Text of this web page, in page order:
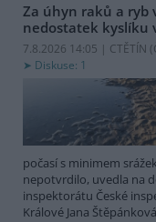
Za úhyn raků a ryb
nedostatek kyslíku
7.8.2026 14:05 | CTĚTÍN (
Diskuse: 1
počasí s minimem
nepotvrdilo, uvedla na
inspektorátu České
Králové Jana